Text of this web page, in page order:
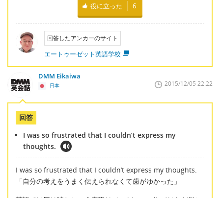
役に立った 6
回答したアンカーのサイト
エートゥーゼット英語学校
DMM Eikaiwa
日本 2015/12/05 22:22
回答
I was so frustrated that I couldn’t express my
thoughts.
I was so frustrated that I couldn’t express my thoughts.
「自分の考えをうまく伝えられなくて歯がゆかった」